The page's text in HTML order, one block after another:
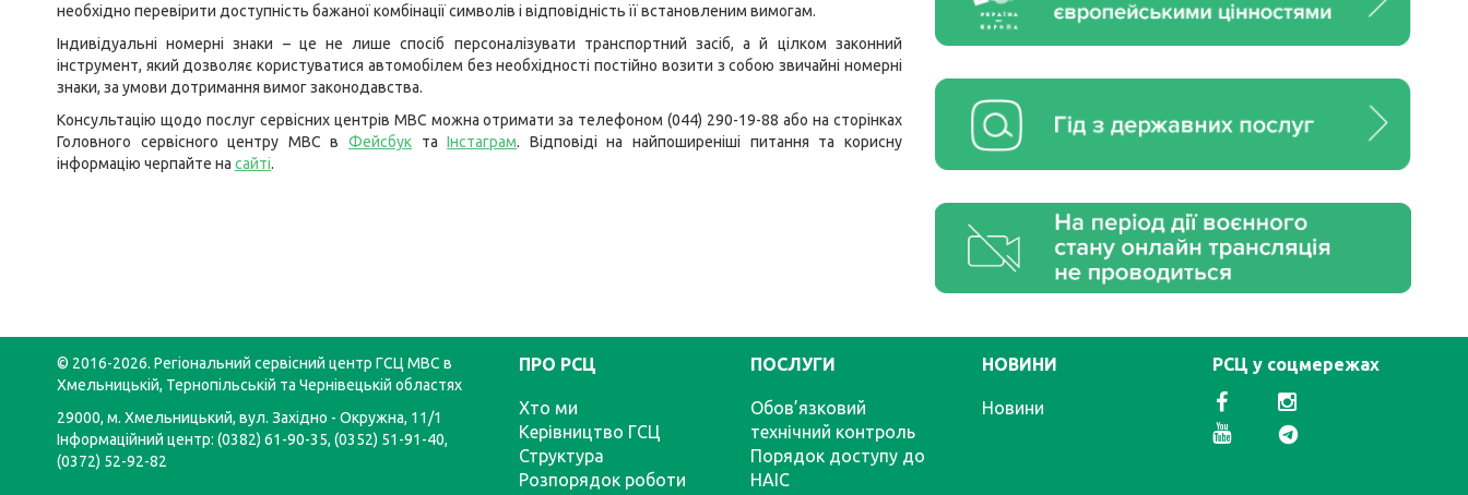
необхідно перевірити доступність бажаної комбінації символів і відповідність її встановленим вимогам.
Індивідуальні номерні знаки – це не лише спосіб персоналізувати транспортний засіб, а й цілком законний
інструмент, який дозволяє користуватися автомобілем без необхідності постійно возити з собою звичайні номерні
знаки, за умови дотримання вимог законодавства.
Консультацію щодо послуг сервісних центрів МВС можна отримати за телефоном (044) 290-19-88 або на сторінках
Головного сервісного центру МВС вФейсбук таІнстаграм. Відповіді на найпоширеніші питання та корисну
інформацію черпайте на сайті.
© 2016-2026. Регіональний сервісний центр ГСЦ МВС в
Хмельницькій, Тернопільській та Чернівецькій областях
29000, м. Хмельницький, вул. Західно - Окружна, 11/1
Інформаційний центр: (0382) 61-90-35, (0352) 51-91-40,
(0372) 52-92-82
ПРО РСЦ
Хто ми
Керівництво ГСЦ
Структура
Розпорядок роботи
ПОСЛУГИ
Обов’язковий
технічний контроль
Порядок доступу до
НАІС
НОВИНИ
Новини
РСЦ у соцмережах